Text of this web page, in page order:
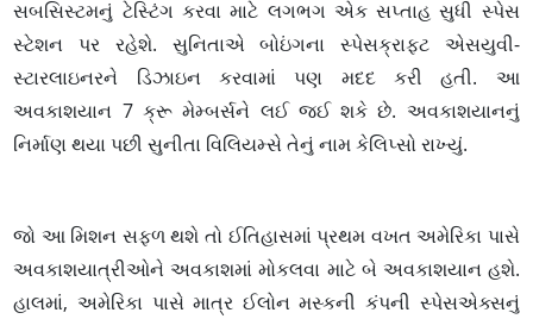
સબસિસ્ટમનું ટેસ્ટિંગ કરવા માટે લગભગ એક સપ્તાહ સુધી સ્પેસ
સ્ટેશન પર રહેશે. સુનિતાએ બોઇંગના સ્પેસક્રાફ્ટ એસયુવી-
સ્ટારલાઇનરને ડિઝાઇન કરવામાં પણ મદદ કરી હતી. આ
અવકાશયાન 7 ક્રૂ મેમ્બર્સને લઈ જઈ શકે છે. અવકાશયાનનું
નિર્માણ થયા પછી સુનીતા વિલિયમ્સે તેનું નામ કેલિપ્સો રાખ્યું.
જો આ મિશન સફળ થશે તો ઈતિહાસમાં પ્રથમ વખત અમેરિકા પાસે
અવકાશયાત્રીઓને અવકાશમાં મોકલવા માટે બે અવકાશયાન હશે.
હાલમાં, અમેરિકા પાસે માત્ર ઈલોન મસ્કની કંપની સ્પેસએક્સનું